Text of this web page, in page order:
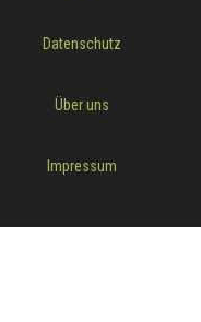
Datenschutz
Über uns
Impressum